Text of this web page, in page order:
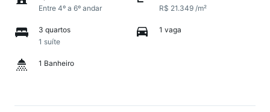
Entre 4º a 6º andar
R$ 21.349 /m²
3 quartos
1 suíte
1 vaga
1 Banheiro